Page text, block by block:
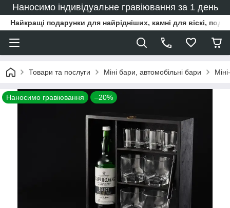
Наносимо індивідуальне гравіювання за 1 день
Найкращі подарунки для найрідніших, камні для віскі,
Товари та послуги Міні бари, автомобільні бари
Наносимо гравіювання –20%